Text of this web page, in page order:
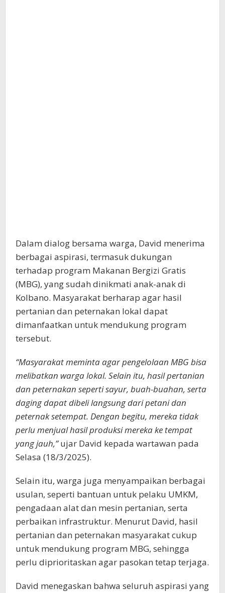
Dalam dialog bersama warga, David menerima
berbagai aspirasi, termasuk dukungan
terhadap program Makanan Bergizi Gratis
(MBG), yang sudah dinikmati anak-anak di
Kolbano. Masyarakat berharap agar hasil
pertanian dan peternakan lokal dapat
dimanfaatkan untuk mendukung program
tersebut.
“Masyarakat meminta agar pengelolaan MBG bisa
melibatkan warga lokal. Selain itu, hasil pertanian
dan peternakan seperti sayur, buah-buahan, serta
daging dapat dibeli langsung dari petani dan
peternak setempat. Dengan begitu, mereka tidak
perlu menjual hasil produksi mereka ke tempat
yang jauh,”ujar David kepada wartawan pada
Selasa (18/3/2025).
Selain itu, warga juga menyampaikan berbagai
usulan, seperti bantuan untuk pelaku UMKM,
pengadaan alat dan mesin pertanian, serta
perbaikan infrastruktur. Menurut David, hasil
pertanian dan peternakan masyarakat cukup
untuk mendukung program MBG, sehingga
perlu diprioritaskan agar pasokan tetap terjaga.
David menegaskan bahwa seluruh aspirasi yang